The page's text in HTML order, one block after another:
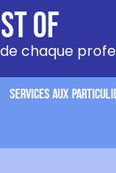
Of
de chaque
Services aux